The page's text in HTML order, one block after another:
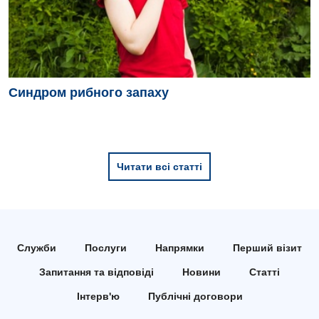
Дитяча ортопедія і травматологія
Дитяча оториноларингологія
Дитяча офтальмологія
Дитяча урологія
Синдром рибного запаху
Читати всі статті
Служби Послуги Напрямки Перший візит
Запитання та відповіді Новини Статті
Інтерв'ю Публічні договори